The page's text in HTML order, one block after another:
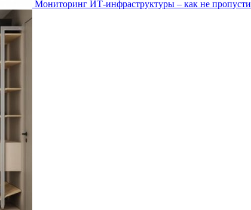
Мониторинг ИТ-инфраструктуры – как не